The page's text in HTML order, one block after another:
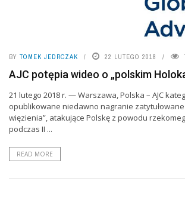
BY TOMEK JEDRCZAK 22 LUTEGO 2018
AJC potępia wideo o „polskim
21 lutego 2018 r. — Warszawa, Polska – AJC
opublikowane niedawno nagranie zatytułowane
więzienia”, atakujące Polskę z powodu
podczas II ...
READ MORE